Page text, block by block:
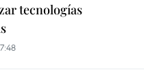
tecnologías